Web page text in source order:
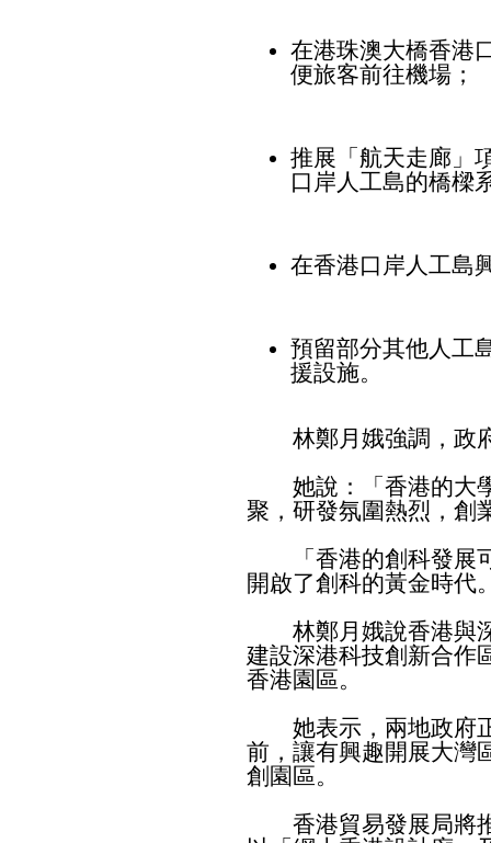
在港珠澳大橋香港
便旅客前往機場；
推展「航天走廊」
口岸人工島的橋樑
在香港口岸人工島
預留部分其他人工
援設施。
林鄭月娥強調，政府
她說：「香港的大學
聚，研發氛圍熱烈，創
「香港的創科發展可
開啟了創科的黃金時代
林鄭月娥說香港與深
建設深港科技創新合作
香港園區。
她表示，兩地政府正
前，讓有興趣開展大灣
創園區。
香港貿易發展局將推